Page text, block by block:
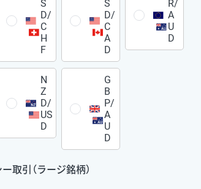
S
D/
C
H
F
S
D/
C
A
D
R/
A
U
D
N
Z
D/
US
D
G
B
P/
A
U
D
取引（ラージ銘柄）